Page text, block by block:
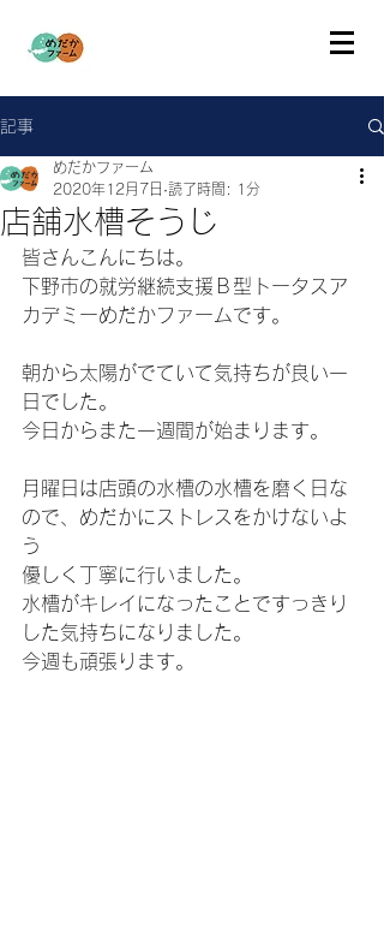
記事
店舗水槽そうじ
めだかファーム
2020年12月7日 読了時間: 1分
皆さんこんにちは。
下野市の就労継続支援Ｂ型トータスア
カデミーめだかファームです。
朝から太陽がでていて気持ちが良い一
日でした。
今日からまた一週間が始まります。
月曜日は店頭の水槽の水槽を磨く日な
ので、めだかにストレスをかけないよ
う
優しく丁寧に行いました。
水槽がキレイになったことですっきり
した気持ちになりました。
今週も頑張ります。